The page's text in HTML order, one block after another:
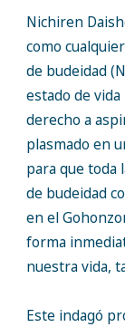
Nichiren
como
de budeidad
estado de
derecho a
plasmado en
para que toda
de budeidad
en el
forma
nuestra vida,
Este indagó